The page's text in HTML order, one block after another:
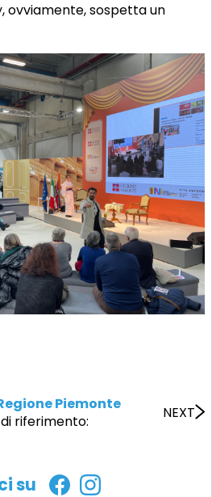
ovviamente, sospetta un
Piemonte
riferimento:
NEXT
su